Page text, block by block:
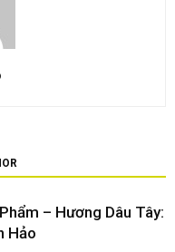
– Hương Dâu Tây:
Hảo